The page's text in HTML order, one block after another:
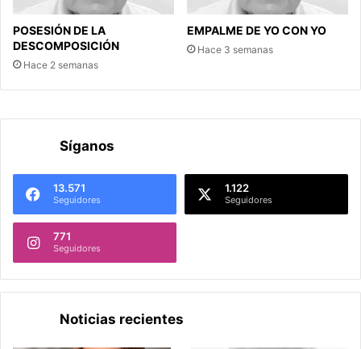
POSESIÓN DE LA
DESCOMPOSICIÓN
Hace 2 semanas
EMPALME DE YO CON YO
Hace 3 semanas
Síganos
13.571
Seguidores
1.122
Seguidores
771
Seguidores
Noticias recientes